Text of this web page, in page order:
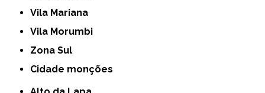
Vila Mariana
Vila Morumbi
Zona Sul
cidade monções